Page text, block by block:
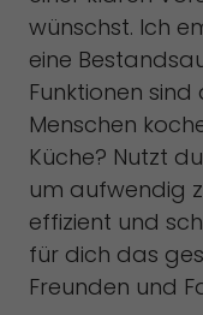
wünschst. Ich
eine
Funktionen sind
Menschen
Küche? Nutzt
um aufwendig
effizient und
für dich das
Freunden und